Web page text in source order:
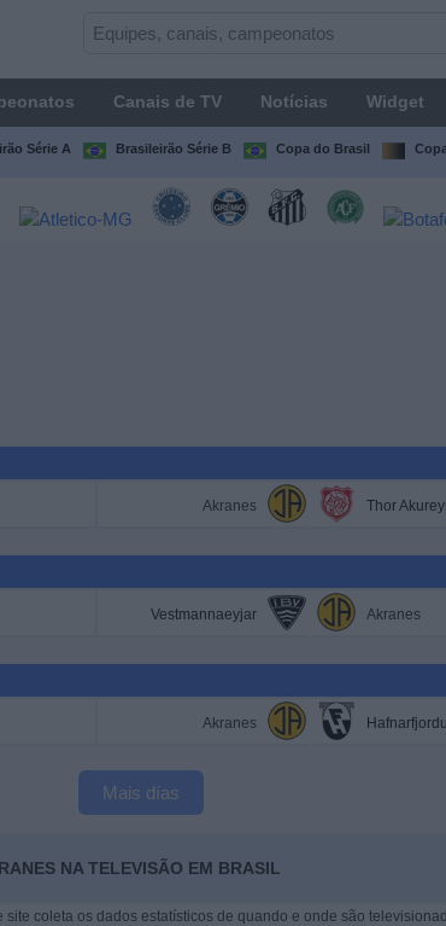
Canais de TV Notícias Widget
Série A Brasileirão Série B Copa do Brasil
Akranes Thor
Vestmannaeyjar Akranes
Akranes
Mais días
NA TELEVISÃO EM BRASIL
site coleta os dados estatísticos de quando e onde são